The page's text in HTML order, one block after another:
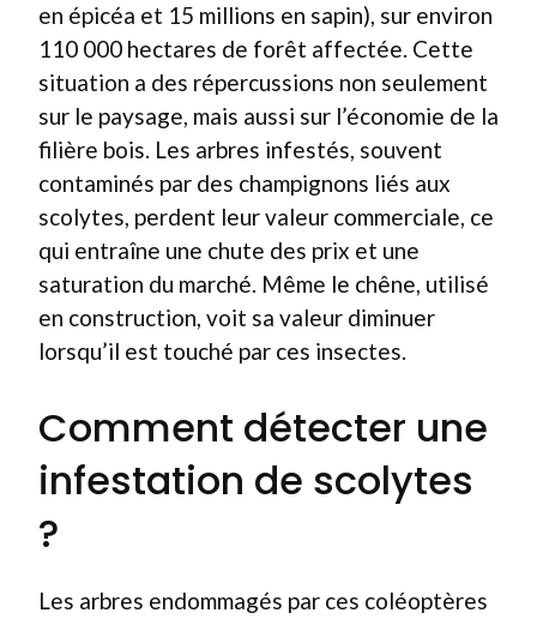
en épicéa et 15 millions en sapin), sur environ
110 000 hectares de forêt affectée. Cette
situation a des répercussions non seulement
sur le paysage, mais aussi sur l’économie de la
filière bois. Les arbres infestés, souvent
contaminés par des champignons liés aux
scolytes, perdent leur valeur commerciale, ce
qui entraîne une chute des prix et une
saturation du marché. Même le chêne, utilisé
en construction, voit sa valeur diminuer
lorsqu’il est touché par ces insectes.
Comment détecter une
infestation de scolytes
?
Les arbres endommagés par ces coléoptères